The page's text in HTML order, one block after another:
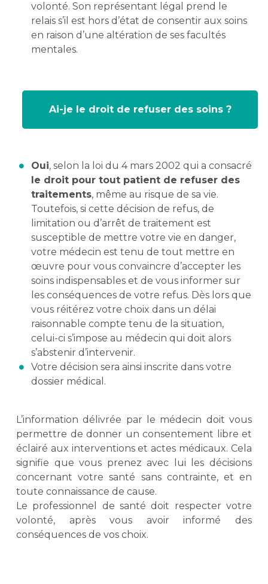
volonté. Son représentant légal prend le
relais s’il est hors d’état de consentir aux soins
en raison d’une altération de ses facultés
mentales.
Ai-je le droit de refuser des soins ?
Oui, selon la loi du 4 mars 2002 qui a consacré
le droit pour tout patient de refuser des
traitements, même au risque de sa vie.
Toutefois, si cette décision de refus, de
limitation ou d’arrêt de traitement est
susceptible de mettre votre vie en danger,
votre médecin est tenu de tout mettre en
œuvre pour vous convaincre d’accepter les
soins indispensables et de vous informer sur
les conséquences de votre refus. Dès lors que
vous réitérez votre choix dans un délai
raisonnable compte tenu de la situation,
celui-ci s’impose au médecin qui doit alors
s’abstenir d’intervenir.
Votre décision sera ainsi inscrite dans votre
dossier médical.
L’information délivrée par le médecin doit vous
permettre de donner un consentement libre et
éclairé aux interventions et actes médicaux. Cela
signifie que vous prenez avec lui les décisions
concernant votre santé sans contrainte, et en
toute connaissance de cause.
Le professionnel de santé doit respecter votre
volonté, après vous avoir informé des
conséquences de vos choix.